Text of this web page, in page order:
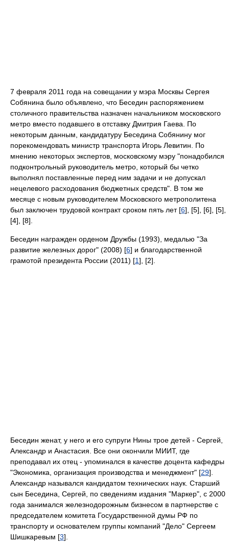
7 февраля 2011 года на совещании у мэра Москвы Сергея
Собянина было объявлено, что Беседин распоряжением
столичного правительства назначен начальником московского
метро вместо подавшего в отставку Дмитрия Гаева. По
некоторым данным, кандидатуру Беседина Собянину мог
порекомендовать министр транспорта Игорь Левитин. По
мнению некоторых экспертов, московскому мэру "понадобился
подконтрольный руководитель метро, который бы четко
выполнял поставленные перед ним задачи и не допускал
нецелевого расходования бюджетных средств". В том же
месяце с новым руководителем Московского метрополитена
был заключен трудовой контракт сроком пять лет [6], [5], [6], [5],
[4], [8].
Беседин награжден орденом Дружбы (1993), медалью "За
развитие железных дорог" (2008) [6] и благодарственной
грамотой президента России (2011) [1], [2].
Беседин женат, у него и его супруги Нины трое детей - Сергей,
Александр и Анастасия. Все они окончили МИИТ, где
преподавал их отец - упоминался в качестве доцента кафедры
"Экономика, организация производства и менеджмент" [29].
Александр назывался кандидатом технических наук. Старший
сын Беседина, Сергей, по сведениям издания "Маркер", с 2000
года занимался железнодорожным бизнесом в партнерстве с
председателем комитета Государственной думы РФ по
транспорту и основателем группы компаний "Дело" Сергеем
Шишкаревым [3].